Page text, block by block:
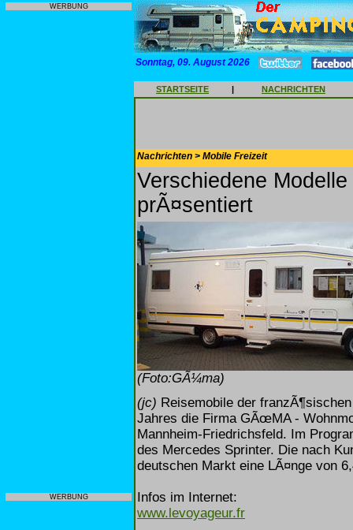
WERBUNG
WERBUNG
Sonntag, 09. August 2026
STARTSEITE | NACHRICHTEN
Nachrichten > Mobile Freizeit
Verschiedene
prÃ¤sentiert
(Foto:GÃ¼ma)
(jc) Reisemobile der
Jahres die Firma GÃœMA -
Mannheim-Friedrichsfeld. Im
des Mercedes Sprinter. Die nach
deutschen Markt eine LÃ¤nge von
Infos im Internet:
www.levoyageur.fr